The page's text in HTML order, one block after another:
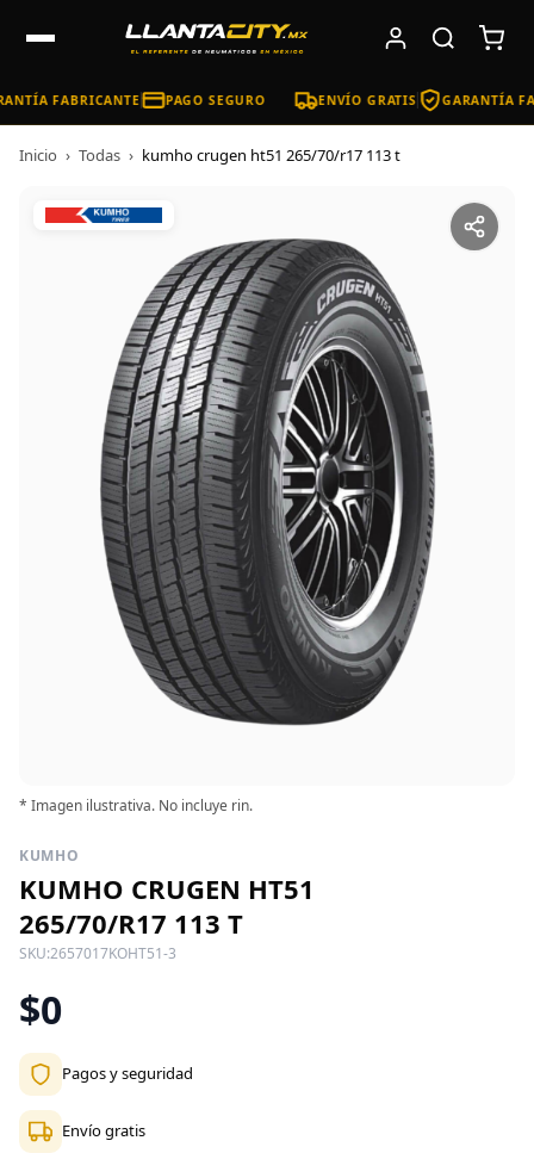
FABRICANTE PAGO SEGURO ENVÍO GRATIS GARANTÍA
Inicio › Todas › kumho crugen ht51 265/70/r17 113 t
* Imagen ilustrativa. No incluye rin.
KUMHO
KUMHO CRUGEN HT51
265/70/R17 113 T
SKU:2657017KOHT51-3
$0
Pagos y seguridad
Envío gratis